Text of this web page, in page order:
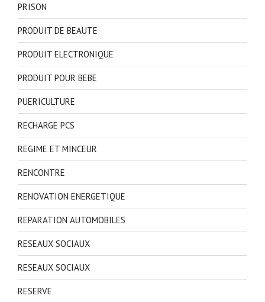
PRISON
PRODUIT DE BEAUTE
PRODUIT ELECTRONIQUE
PRODUIT POUR BEBE
PUERICULTURE
RECHARGE PCS
REGIME ET MINCEUR
RENCONTRE
RENOVATION ENERGETIQUE
REPARATION AUTOMOBILES
RESEAUX SOCIAUX
RESEAUX SOCIAUX
RESERVE